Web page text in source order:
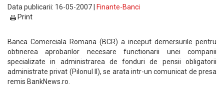
Data publicarii: 16-05-2007 |
Finante-Banci
Print
Banca Comerciala Romana (BCR) a inceput demersurile pentru
obtinerea aprobarilor necesare functionarii unei companii
specializate in administrarea de fonduri de pensii obligatorii
administrate privat (Pilonul II), se arata intr-un comunicat de presa
remis BankNews.ro.